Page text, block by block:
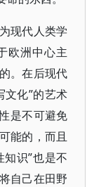
现代人类学
欧洲中心主
。在后现代
文化”的艺术
是不可避免
能的，而且
知识”也是不
自己在田野